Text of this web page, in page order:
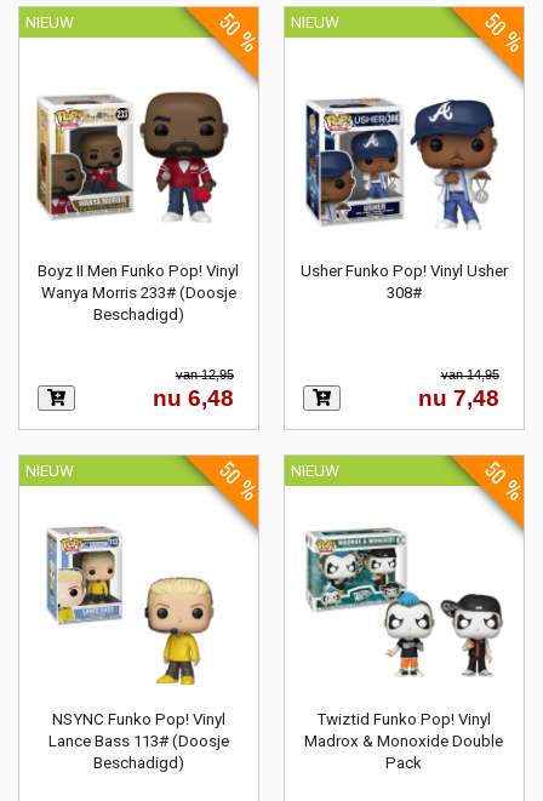
NIEUW
Boyz II Men Funko Pop! Vinyl
Wanya Morris 233# (Doosje
Beschadigd)
50 %
van 12,95
nu 6,48
NIEUW
Usher Funko Pop! Vinyl Usher
308#
50 %
van 14,95
nu 7,48
NIEUW
NSYNC Funko Pop! Vinyl
Lance Bass 113# (Doosje
Beschadigd)
50 % NIEUW
Twiztid Funko Pop! Vinyl
Madrox & Monoxide Double
Pack
50 %